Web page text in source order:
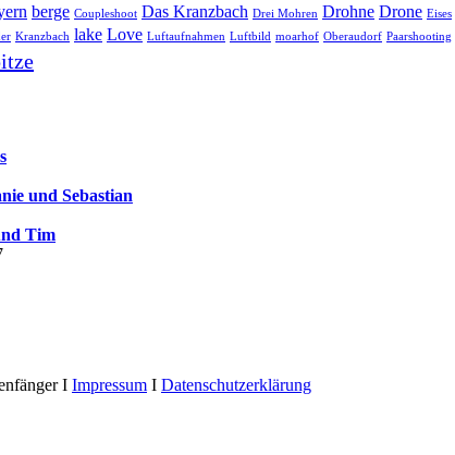
berge Coupleshoot Das Kranzbach Drei Mohren Drohne Drone Eises
Kranzbach lake Love Luftaufnahmen Luftbild moarhof Oberaudorf Paarshooting
und Sebastian
Tim
I Impressum I Datenschutzerklärung